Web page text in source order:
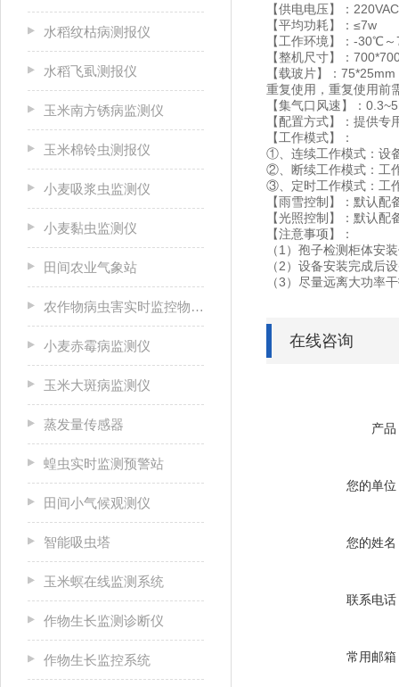
水稻纹枯病测报仪
水稻飞虱测报仪
玉米南方锈病监测仪
玉米棉铃虫测报仪
小麦吸浆虫监测仪
小麦黏虫监测仪
田间农业气象站
农作物病虫害实时监控物联网设备
小麦赤霉病监测仪
玉米大斑病监测仪
蒸发量传感器
蝗虫实时监测预警站
田间小气候观测仪
智能吸虫塔
玉米螟在线监测系统
作物生长监测诊断仪
作物生长监控系统
【供电电压】：
【平均功耗】：≤7w
【工作环境】：-30℃
【整机尺寸】：
【载玻片】：
重复使用，重复使用前
【集气口风速】：
【配置方式】：提供
【工作模式】：
①、连续工作模式：设
②、断续工作模式：工
③、定时工作模式：工
【雨雪控制】：默认
【光照控制】：默认
【注意事项】：
（1）孢子检测柜体安
（2）设备安装完成后
（3）尽量远离大功率
在线咨询
产品
您的单位
您的姓名
联系电话
常用邮箱